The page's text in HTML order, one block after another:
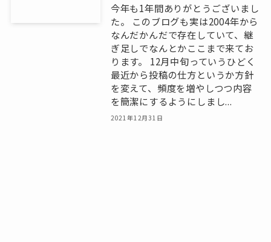
今年も1年間ありがとうございまし
た。 このブログも実は2004年から
なんだかんだで存在していて、継
ぎ足しでなんとかここまで来てお
ります。 12月中旬っていうひどく
最近から投稿の仕方というか方針
を変えて、頻度を増やしつつ内容
を簡潔にするようにしまし...
2021年12月31日